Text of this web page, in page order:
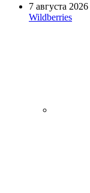
7 августа 2026
Wildberries